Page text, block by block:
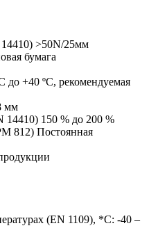
>50N/25мм
бумага
до +40 ºC, рекомендуемая
мм
14410) 150 % до 200 %
812) Постоянная
(EN 1109), *С: -40 –